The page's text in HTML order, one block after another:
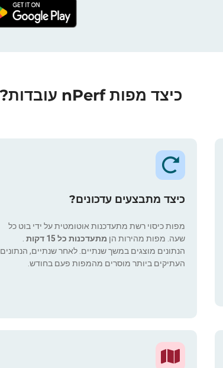
כיצד מפות nPerf עובדות?
כיצד מתבצעים עדכונים?
מפות כיסוי רשת מתעדכנות אוטומטית על ידי בוט כל
שעה. מפות מהירות הן מתעדכנות כל 15 דקות
הנתונים מוצגים במשך שנתיים. לאחר שנתיים, הנתונים
העתיקים ביותר מוסרים מהמפות פעם בחודש.